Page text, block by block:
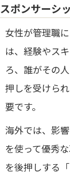
スポンサーシ
女性が管理職
は、経験やス
ろ、誰がその
押しを受けら
要です。
海外では、影
を使って優秀
を後押しする